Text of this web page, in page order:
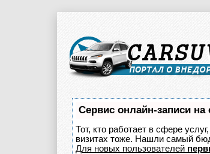
Сервис онлайн-записи на
Тот, кто работает в сфере
визитах тоже. Нашли самый
Для новых пользователей